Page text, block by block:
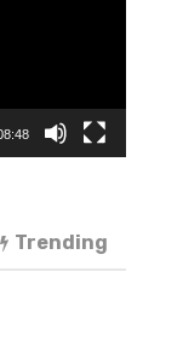
Trending